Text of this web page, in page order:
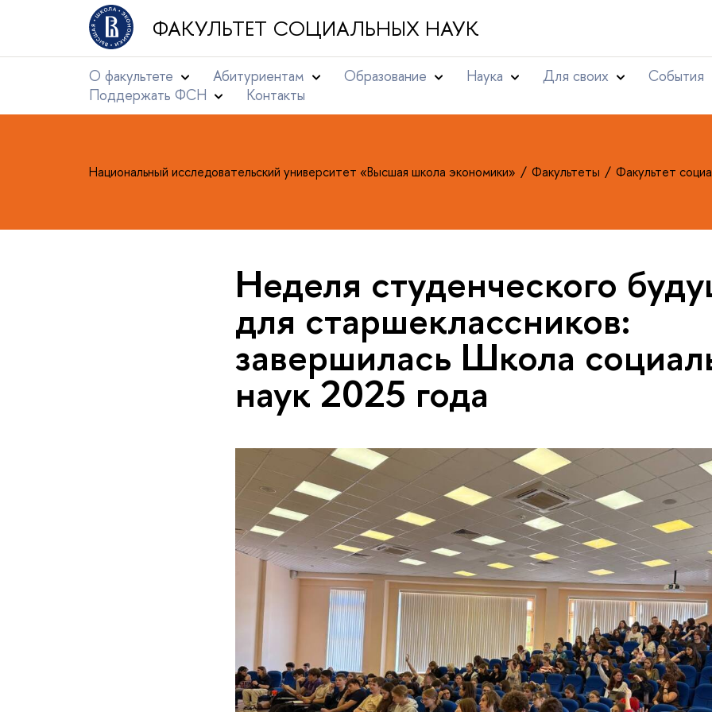
ФАКУЛЬТЕТ СОЦИАЛЬНЫХ НАУК
О факультете Абитуриентам Образование Наука Для своих
События
Поддержать ФСН
Контакты
Национальный исследовательский университет «Высшая школа экономики» Факультеты Факультет
Неделя студенческого
для старшеклассников:
завершилась Школа
наук 2025 года